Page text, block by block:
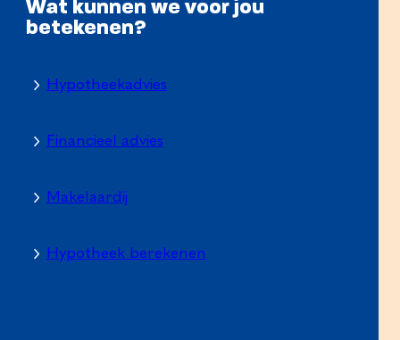
Wat kunnen we voor jou
betekenen?
Hypotheekadvies
Financieel advies
Makelaardij
Hypotheek berekenen